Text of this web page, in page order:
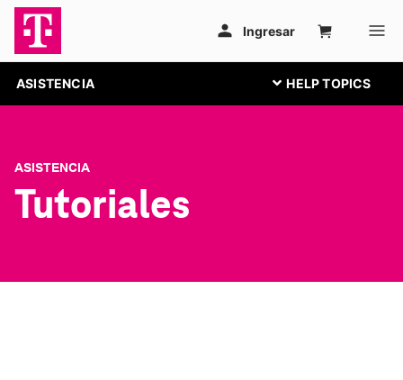
ASISTENCIA
ASISTENCIA
Tutoriales